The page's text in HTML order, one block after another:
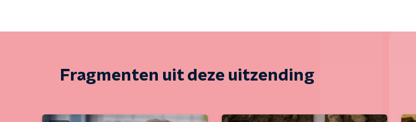
Fragmenten uit deze uitzending